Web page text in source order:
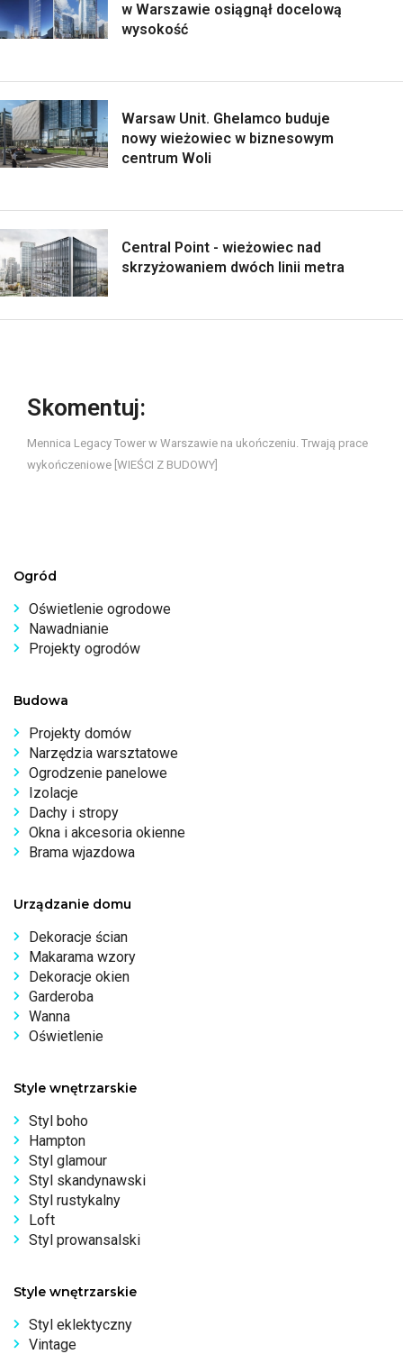
w Warszawie osiągnął docelową
wysokość
Warsaw Unit. Ghelamco buduje
nowy wieżowiec w biznesowym
centrum Woli
Central Point - wieżowiec nad
skrzyżowaniem dwóch linii metra
Skomentuj:
Mennica Legacy Tower w Warszawie na ukończeniu. Trwają prace
wykończeniowe [WIEŚCI Z BUDOWY]
Ogród
Oświetlenie ogrodowe
Nawadnianie
Projekty ogrodów
Budowa
Projekty domów
Narzędzia warsztatowe
Ogrodzenie panelowe
Izolacje
Dachy i stropy
Okna i akcesoria okienne
Brama wjazdowa
Urządzanie domu
Dekoracje ścian
Makarama wzory
Dekoracje okien
Garderoba
Wanna
Oświetlenie
Style wnętrzarskie
Styl boho
Hampton
Styl glamour
Styl skandynawski
Styl rustykalny
Loft
Styl prowansalski
Style wnętrzarskie
Styl eklektyczny
Vintage